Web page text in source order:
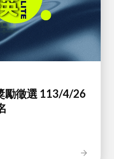
勵徵選 113/4/26